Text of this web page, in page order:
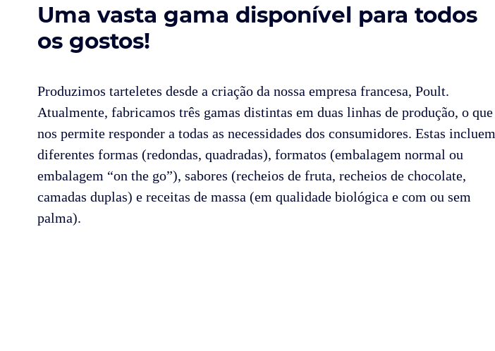
Uma vasta gama disponível para todos
os gostos!
Produzimos tarteletes desde a criação da nossa empresa francesa, Poult.
Atualmente, fabricamos três gamas distintas em duas linhas de produção, o que
nos permite responder a todas as necessidades dos consumidores. Estas incluem
diferentes formas (redondas, quadradas), formatos (embalagem normal ou
embalagem “on the go”), sabores (recheios de fruta, recheios de chocolate,
camadas duplas) e receitas de massa (em qualidade biológica e com ou sem
palma).